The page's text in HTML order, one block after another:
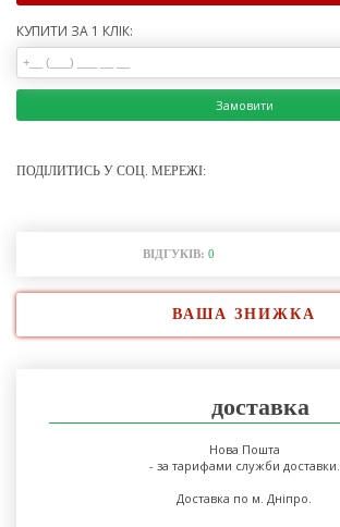
КУПИТИ ЗА 1 КЛІК:
Замовити
ПОДІЛИТИСЬ У СОЦ. МЕРЕЖІ:
ВІДГУКІВ: 0
ВАША ЗНИЖКА
доставка
Нова Пошта
- за тарифами служби доставки.
Доставка по м. Дніпро.